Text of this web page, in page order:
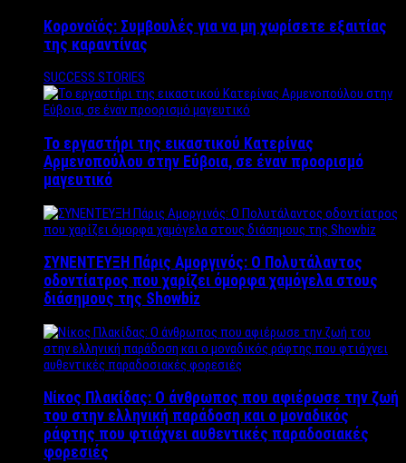
Κορονοϊός: Συμβουλές για να μη χωρίσετε εξαιτίας
της καραντίνας
SUCCESS STORIES
Το εργαστήρι της εικαστικού Κατερίνας
Αρμενοπούλου στην Εύβοια, σε έναν προορισμό
μαγευτικό
ΣΥΝΕΝΤΕΥΞΗ Πάρις Αμοργινός: O Πολυτάλαντος
οδοντίατρος που χαρίζει όμορφα χαμόγελα στους
διάσημους της Showbiz
Νίκος Πλακίδας: O άνθρωπος που αφιέρωσε την ζωή
του στην ελληνική παράδοση και ο μοναδικός
ράφτης που φτιάχνει αυθεντικές παραδοσιακές
φορεσιές